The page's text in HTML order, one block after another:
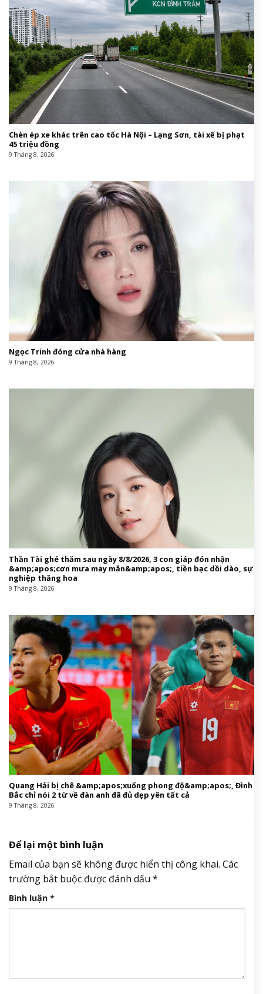
Chèn ép xe khác trên cao tốc Hà Nội – Lạng Sơn, tài xế bị phạt
45 triệu đồng
9 Tháng 8, 2026
Ngọc Trinh đóng cửa nhà hàng
9 Tháng 8, 2026
Thần Tài ghé thăm sau ngày 8/8/2026, 3 con giáp đón nhận
&amp;apos;cơn mưa may mắn&amp;apos;, tiền bạc dồi dào, sự
nghiệp thăng hoa
9 Tháng 8, 2026
Quang Hải bị chê &amp;apos;xuống phong độ&amp;apos;, Đình
Bắc chỉ nói 2 từ về đàn anh đã đủ dẹp yên tất cả
9 Tháng 8, 2026
Để lại một bình luận
Email của bạn sẽ không được hiển thị công khai. Các
trường bắt buộc được đánh dấu *
Bình luận *